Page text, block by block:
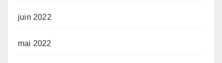
juin 2022
mai 2022